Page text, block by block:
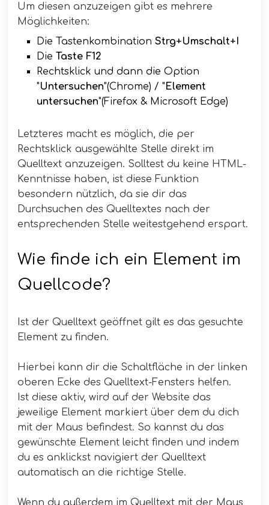
Um diesen anzuzeigen gibt es mehrere
Möglichkeiten:
Die Tastenkombination Strg+Umschalt+I
Die Taste F12
Rechtsklick und dann die Option
"Untersuchen"(Chrome) / "Element
untersuchen"(Firefox & Microsoft Edge)
Letzteres macht es möglich, die per
Rechtsklick ausgewählte Stelle direkt im
Quelltext anzuzeigen. Solltest du keine HTML-
Kenntnisse haben, ist diese Funktion
besondern nützlich, da sie dir das
Durchsuchen des Quelltextes nach der
entsprechenden Stelle weitestgehend erspart.
Wie finde ich ein Element im
Quellcode?
Ist der Quelltext geöffnet gilt es das gesuchte
Element zu finden.
Hierbei kann dir die Schaltfläche in der linken
oberen Ecke des Quelltext-Fensters helfen.
Ist diese aktiv, wird auf der Website das
jeweilige Element markiert über dem du dich
mit der Maus befindest. So kannst du das
gewünschte Element leicht finden und indem
du es anklickst navigiert der Quelltext
automatisch an die richtige Stelle.
Wenn du außerdem im Quelltext mit der Maus